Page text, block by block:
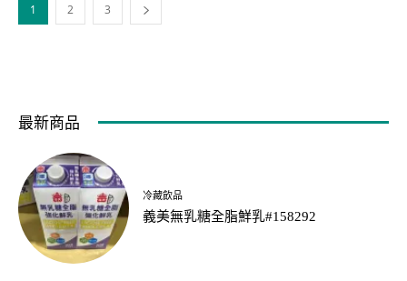
1 2 3
最新商品
冷藏飲品
義美無乳糖全脂鮮乳#158292